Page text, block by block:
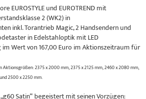
EUROSTYLE und EUROTREND mit
2 (WK2) in
inkl. Torantrieb Magic, 2 Handsendern und
in Edelstahloptik mit LED
Wert von 167,00 Euro im Aktionszeitraum für
Aktionsgrößen: 2375 x 2000 mm, 2375 x 2125 mm, 2460 x 2080 mm,
2500 x 2250 mm.
Satin“ begeistert mit seinen Vorzügen: